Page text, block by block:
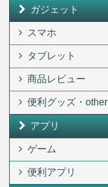
ガジェット
スマホ
タブレット
商品レビュー
便利グッズ・other
アプリ
ゲーム
便利アプリ